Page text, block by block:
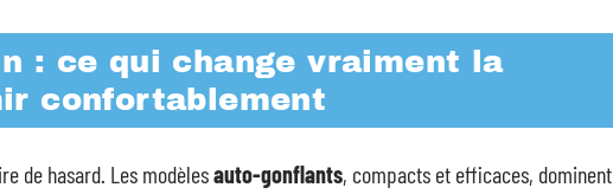
: ce qui change vraiment la
confortablement
de hasard. Les modèlesauto-gonflants, compacts et efficaces, dominent